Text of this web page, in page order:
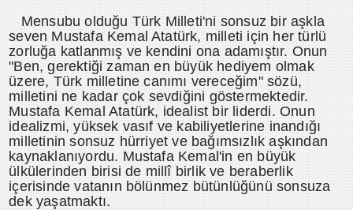
Mensubu olduğu Türk Milleti'ni sonsuz bir aşkla
seven Mustafa Kemal Atatürk, milleti için her türlü
zorluğa katlanmış ve kendini ona adamıştır. Onun
"Ben, gerektiği zaman en büyük hediyem olmak
üzere, Türk milletine canımı vereceğim" sözü,
milletini ne kadar çok sevdiğini göstermektedir.
Mustafa Kemal Atatürk, idealist bir liderdi. Onun
idealizmi, yüksek vasıf ve kabiliyetlerine inandığı
milletinin sonsuz hürriyet ve bağımsızlık aşkından
kaynaklanıyordu. Mustafa Kemal'in en büyük
ülkülerinden birisi de millî birlik ve beraberlik
içerisinde vatanın bölünmez bütünlüğünü sonsuza
dek yaşatmaktı.